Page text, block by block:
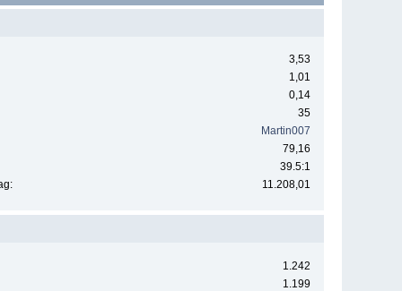
3,53
1,01
0,14
35
Martin007
79,16
39.5:1
11.208,01
1.242
1.199